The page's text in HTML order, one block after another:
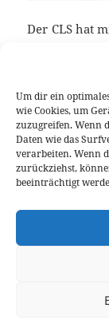
Um dir ein
wie Cookies, um
zuzugreifen. Wenn
Daten wie das
verarbeiten. Wenn
zurückziehst,
beeinträchtigt
Der CLS hat
einen
um circa 180
ein Auto! Das
Ära ein und
Kombis,
In den
weiterlesen